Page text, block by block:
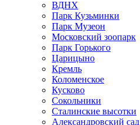
ВДНХ
Парк Кузьминки
Парк Музеон
Московский зоопарк
Парк Горького
Царицыно
Кремль
Коломенское
Кусково
Сокольники
Сталинские высотки
Александровский сад